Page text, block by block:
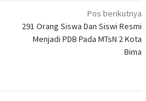
Pos berikutnya
291 Orang Siswa Dan Siswi Resmi
Menjadi PDB Pada MTsN 2 Kota
Bima